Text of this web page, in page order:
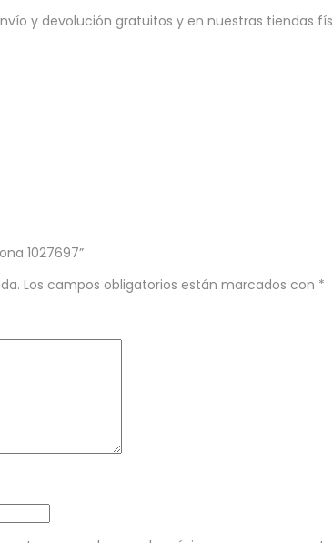
y devolución gratuitos y en nuestras tiendas
1027697”
Los campos obligatorios están marcados con *